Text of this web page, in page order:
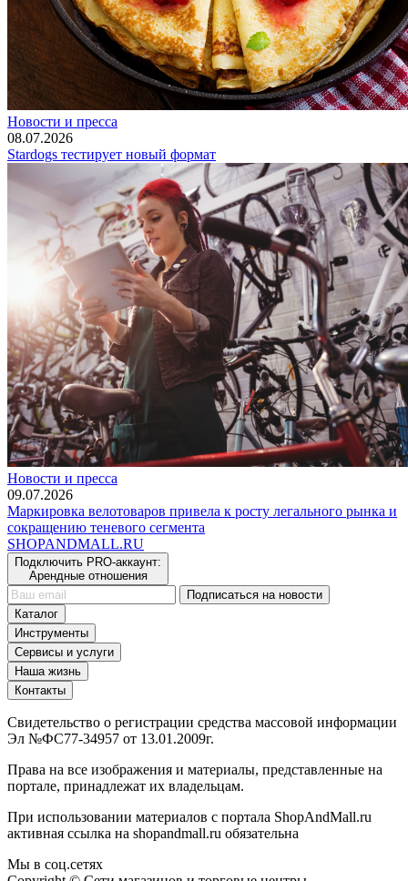
Новости и пресса
08.07.2026
Stardogs тестирует новый формат
Новости и пресса
09.07.2026
Маркировка велотоваров привела к росту легального рынка и
сокращению теневого сегмента
SHOPANDMALL.RU
Подключить PRO-аккаунт:
Арендные отношения
Подписаться на новости
Каталог
Инструменты
Сервисы и услуги
Наша жизнь
Контакты
Свидетельство о регистрации средства массовой информации
Эл №ФС77-34957 от 13.01.2009г.
Права на все изображения и материалы, представленные на
портале, принадлежат их владельцам.
При использовании материалов с портала ShopAndMall.ru
активная ссылка на shopandmall.ru обязательна
Мы в соц.сетях